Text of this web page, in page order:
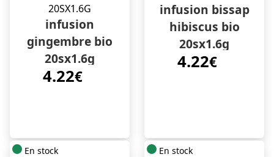
infusion
gingembre bio
20sx1.6g
4.22€
infusion bissap
hibiscus bio
20sx1.6g
4.22€
En stock En stock